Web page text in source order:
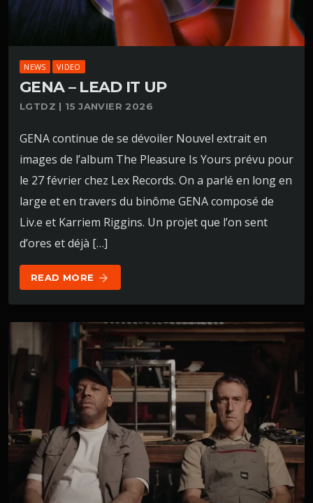
NEWS VIDEO
GENA – LEAD IT UP
LGTDZ | 15 JANVIER 2026
GENA continue de se dévoiler Nouvel extrait en
images de l’album The Pleasure Is Yours prévu pour
le 27 février chez Lex Records. On a parlé en long en
large et en travers du binôme GENA composé de
Liv.e et Karriem Riggins. Un projet que l’on sent
d’ores et déjà […]
READ MORE arrow_forward